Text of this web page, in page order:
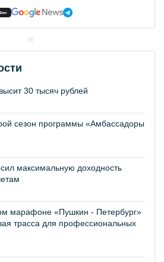
30 тысяч рублей
сезон программы «Амбассадоры
максимальную доходность
марафоне «Пушкин - Петербург»
трасса для профессиональных